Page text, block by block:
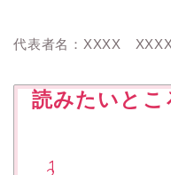
代表者名：XXXX XXXX
読みたいと